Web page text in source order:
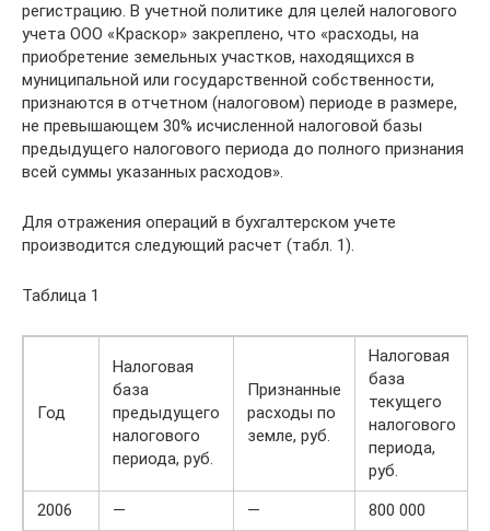
регистрацию. В учетной политике для целей налогового
учета ООО «Краскор» закреплено, что «расходы, на
приобретение земельных участков, находящихся в
муниципальной или государственной собственности,
признаются в отчетном (налоговом) периоде в размере,
не превышающем 30% исчисленной налоговой базы
предыдущего налогового периода до полного признания
всей суммы указанных расходов».
Для отражения операций в бухгалтерском учете
производится следующий расчет (табл. 1).
Таблица 1
Год
Налоговая
база
предыдущего
налогового
периода, руб.
Признанные
расходы по
земле, руб.
Налоговая
база
текущего
налогового
периода,
руб.
2006 — — 800 000